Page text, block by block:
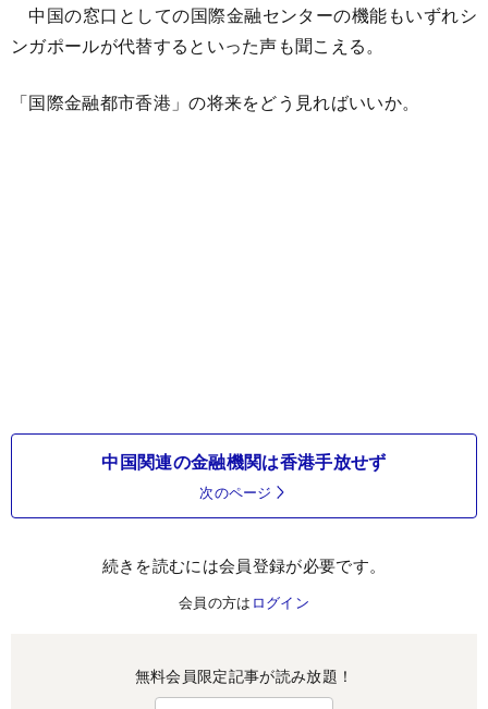
中国の窓口としての国際金融センターの機能もいずれシ
ンガポールが代替するといった声も聞こえる。
「国際金融都市香港」の将来をどう見ればいいか。
中国関連の金融機関は香港手放せず
次のページ
続きを読むには会員登録が必要です。
会員の方は ログイン
無料会員限定記事が読み放題！